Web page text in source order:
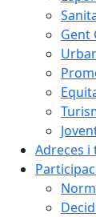
Gent
Adreces i